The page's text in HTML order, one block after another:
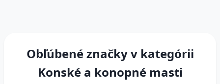
Obľúbené značky v kategórii
Konské a konopné masti